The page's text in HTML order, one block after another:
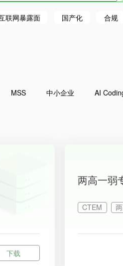
联网暴露面 国产化 合规
MSS 中小企业 AI
下载
两高一弱
CTEM